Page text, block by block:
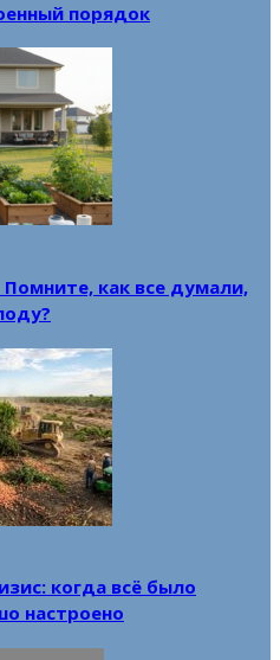
порядок
Помните, как все думали,
когда всё было
настроено